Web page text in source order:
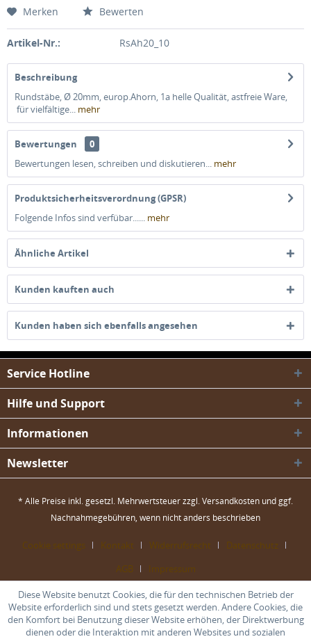
Merken Bewerten
Artikel-Nr.: RsAh20_10
Beschreibung
Rundstäbe, Ø 20mm, europ.Ahorn, 1a helle Qualität, astfreie Ware,
für vielfältige... mehr
Bewertungen
0
Bewertungen lesen, schreiben und diskutieren... mehr
Produktsicherheitsverordnung (GPSR)
Folgende Infos sind verfübar...... mehr
Ähnliche Artikel
Kunden kauften auch
Kunden haben sich ebenfalls angesehen
Service Hotline
Hilfe und Support
Informationen
Newsletter
* Alle Preise inkl. gesetzl. Mehrwertsteuer zzgl.Versandkosten und ggf.
Nachnahmegebühren, wenn nicht anders beschrieben
Cookie settings Kontakt Widerrufsrecht
Datenschutz
AGB
Impressum
Diese Website benutzt Cookies, die für den technischen Betrieb der
Website erforderlich sind und stets gesetzt werden. Andere Cookies, die
den Komfort bei Benutzung dieser Website erhöhen, der Direktwerbung
dienen oder die Interaktion mit anderen Websites und sozialen